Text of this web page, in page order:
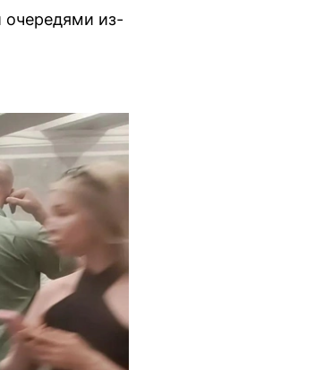
очередями из-